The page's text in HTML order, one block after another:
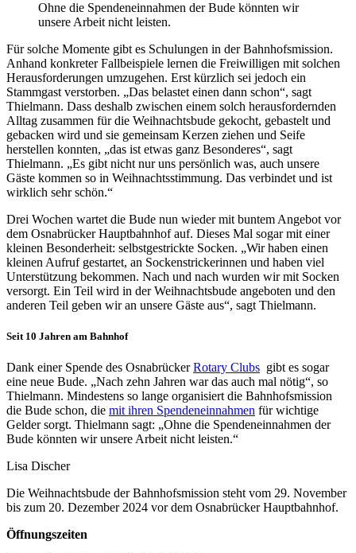
Ohne die Spendeneinnahmen der Bude könnten wir
unsere Arbeit nicht leisten.
Für solche Momente gibt es Schulungen in der Bahnhofsmission.
Anhand konkreter Fallbeispiele lernen die Freiwilligen mit solchen
Herausforderungen umzugehen. Erst kürzlich sei jedoch ein
Stammgast verstorben. „Das belastet einen dann schon“, sagt
Thielmann. Dass deshalb zwischen einem solch herausfordernden
Alltag zusammen für die Weihnachtsbude gekocht, gebastelt und
gebacken wird und sie gemeinsam Kerzen ziehen und Seife
herstellen konnten, „das ist etwas ganz Besonderes“, sagt
Thielmann. „Es gibt nicht nur uns persönlich was, auch unsere
Gäste kommen so in Weihnachtsstimmung. Das verbindet und ist
wirklich sehr schön.“
Drei Wochen wartet die Bude nun wieder mit buntem Angebot vor
dem Osnabrücker Hauptbahnhof auf. Dieses Mal sogar mit einer
kleinen Besonderheit: selbstgestrickte Socken. „Wir haben einen
kleinen Aufruf gestartet, an Sockenstrickerinnen und haben viel
Unterstützung bekommen. Nach und nach wurden wir mit Socken
versorgt. Ein Teil wird in der Weihnachtsbude angeboten und den
anderen Teil geben wir an unsere Gäste aus“, sagt Thielmann.
Seit 10 Jahren am Bahnhof
Dank einer Spende des OsnabrückerRotary Clubs gibt es sogar
eine neue Bude. „Nach zehn Jahren war das auch mal nötig“, so
Thielmann. Mindestens so lange organisiert die Bahnhofsmission
die Bude schon, die mit ihren Spendeneinnahmen für wichtige
Gelder sorgt. Thielmann sagt: „Ohne die Spendeneinnahmen der
Bude könnten wir unsere Arbeit nicht leisten.“
Lisa Discher
Die Weihnachtsbude der Bahnhofsmission steht vom 29. November
bis zum 20. Dezember 2024 vor dem Osnabrücker Hauptbahnhof.
Öffnungszeiten